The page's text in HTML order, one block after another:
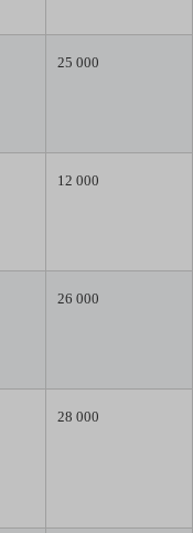
25 000
12 000
26 000
28 000